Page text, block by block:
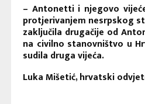
– Antonetti i njegovo
protjerivanjem nesrpskog
zaključila drugačije od
na civilno stanovništvo u
sudila druga vijeća.
Luka Mišetić, hrvatski